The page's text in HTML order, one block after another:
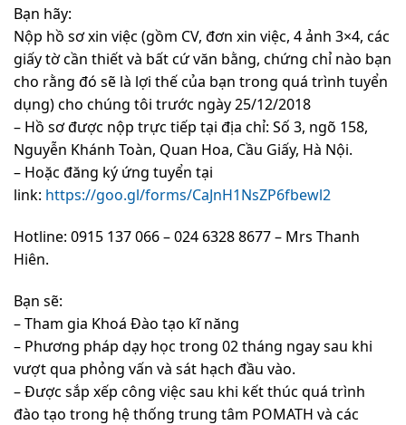
Bạn hãy:
Nộp hồ sơ xin việc (gồm CV, đơn xin việc, 4 ảnh 3×4, các
giấy tờ cần thiết và bất cứ văn bằng, chứng chỉ nào bạn
cho rằng đó sẽ là lợi thế của bạn trong quá trình tuyển
dụng) cho chúng tôi trước ngày 25/12/2018
– Hồ sơ được nộp trực tiếp tại địa chỉ: Số 3, ngõ 158,
Nguyễn Khánh Toàn, Quan Hoa, Cầu Giấy, Hà Nội.
– Hoặc đăng ký ứng tuyển tại
link: https://goo.gl/forms/CaJnH1NsZP6fbewl2
Hotline: 0915 137 066 – 024 6328 8677 – Mrs Thanh
Hiên.
Bạn sẽ:
– Tham gia Khoá Đào tạo kĩ năng
– Phương pháp dạy học trong 02 tháng ngay sau khi
vượt qua phỏng vấn và sát hạch đầu vào.
– Được sắp xếp công việc sau khi kết thúc quá trình
đào tạo trong hệ thống trung tâm POMATH và các